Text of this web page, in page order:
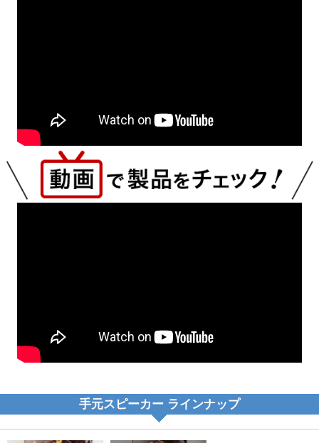
手元スピーカー ラインナップ